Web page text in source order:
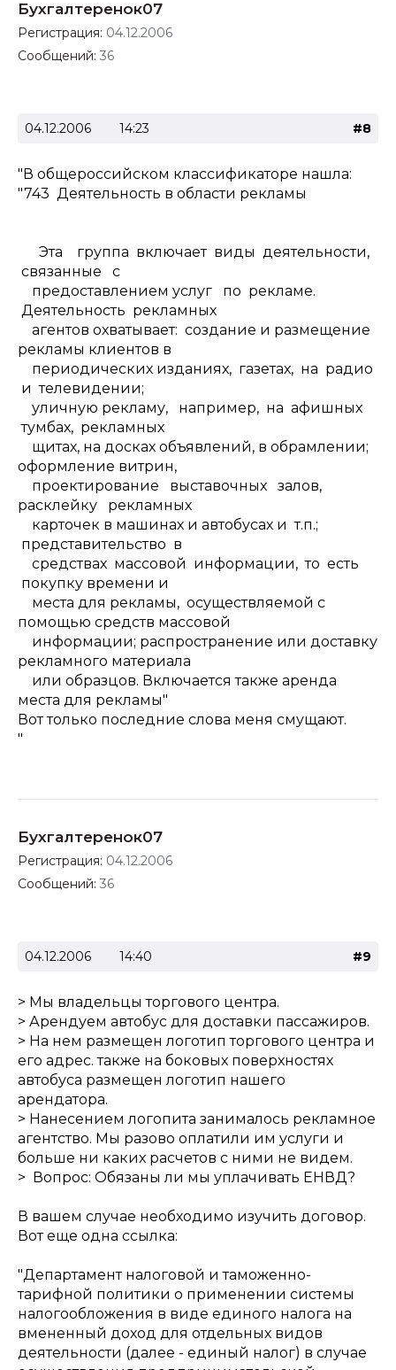
Бухгалтеренок07
Регистрация: 04.12.2006
Сообщений: 36
04.12.2006 14:23 #8
"В общероссийском классификаторе нашла:
"743 Деятельность в области рекламы
Эта группа включает виды деятельности,
связанные с
предоставлением услуг по рекламе.
Деятельность рекламных
агентов охватывает: создание и размещение
рекламы клиентов в
периодических изданиях, газетах, на радио
и телевидении;
уличную рекламу, например, на афишных
тумбах, рекламных
щитах, на досках объявлений, в обрамлении;
оформление витрин,
проектирование выставочных залов,
расклейку рекламных
карточек в машинах и автобусах и т.п.;
представительство в
средствах массовой информации, то есть
покупку времени и
места для рекламы, осуществляемой с
помощью средств массовой
информации; распространение или доставку
рекламного материала
или образцов. Включается также аренда
места для рекламы"
Вот только последние слова меня смущают.
"
Бухгалтеренок07
Регистрация: 04.12.2006
Сообщений: 36
04.12.2006 14:40 #9
> Мы владельцы торгового центра.
> Арендуем автобус для доставки пассажиров.
> На нем размещен логотип торгового центра и
его адрес. также на боковых поверхностях
автобуса размещен логотип нашего
арендатора.
> Нанесением логопита занималось рекламное
агентство. Мы разово оплатили им услуги и
больше ни каких расчетов с ними не видем.
> Вопрос: Обязаны ли мы уплачивать ЕНВД?
В вашем случае необходимо изучить договор.
Вот еще одна ссылка:
"Департамент налоговой и таможенно-
тарифной политики о применении системы
налогообложения в виде единого налога на
вмененный доход для отдельных видов
деятельности (далее - единый налог) в случае